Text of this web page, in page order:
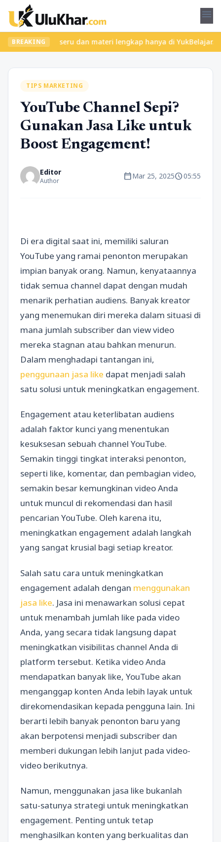
menu
BREAKING
kelas seru dan materi lengkap hanya di YukBelajar.com.
TIPS MARKETING
YouTube Channel Sepi?
Gunakan Jasa Like untuk
Boost Engagement!
Editor
Author calendar_todayMar 25, 2025schedule05:55
Di era digital saat ini, memiliki saluran
YouTube yang ramai penonton merupakan
impian banyak orang. Namun, kenyataannya
tidak semua channel dapat dengan mudah
menarik perhatian audiens. Banyak kreator
yang menemukan diri mereka dalam situasi di
mana jumlah subscriber dan view video
mereka stagnan atau bahkan menurun.
Dalam menghadapi tantangan ini,
penggunaan jasa like dapat menjadi salah
satu solusi untuk meningkatkan engagement.
Engagement atau keterlibatan audiens
adalah faktor kunci yang menentukan
kesuksesan sebuah channel YouTube.
Semakin tinggi tingkat interaksi penonton,
seperti like, komentar, dan pembagian video,
semakin besar kemungkinan video Anda
untuk muncul di rekomendasi dan hasil
pencarian YouTube. Oleh karena itu,
meningkatkan engagement adalah langkah
yang sangat krusial bagi setiap kreator.
Salah satu cara untuk meningkatkan
engagement adalah dengan menggunakan
jasa like. Jasa ini menawarkan solusi cepat
untuk menambah jumlah like pada video
Anda, yang secara tidak langsung dapat
meningkatkan visibilitas channel Anda di
platform tersebut. Ketika video Anda
mendapatkan banyak like, YouTube akan
menganggap konten Anda lebih layak untuk
direkomendasikan kepada pengguna lain. Ini
berarti lebih banyak penonton baru yang
akan berpotensi menjadi subscriber dan
memberi dukungan lebih lanjut pada video-
video berikutnya.
Namun, menggunakan jasa like bukanlah
satu-satunya strategi untuk meningkatkan
engagement. Penting untuk tetap
menghasilkan konten yang berkualitas dan